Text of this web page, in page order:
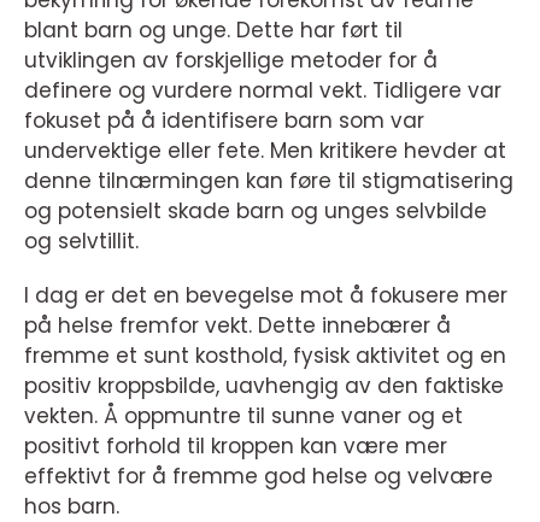
blant barn og unge. Dette har ført til
utviklingen av forskjellige metoder for å
definere og vurdere normal vekt. Tidligere var
fokuset på å identifisere barn som var
undervektige eller fete. Men kritikere hevder at
denne tilnærmingen kan føre til stigmatisering
og potensielt skade barn og unges selvbilde
og selvtillit.
I dag er det en bevegelse mot å fokusere mer
på helse fremfor vekt. Dette innebærer å
fremme et sunt kosthold, fysisk aktivitet og en
positiv kroppsbilde, uavhengig av den faktiske
vekten. Å oppmuntre til sunne vaner og et
positivt forhold til kroppen kan være mer
effektivt for å fremme god helse og velvære
hos barn.